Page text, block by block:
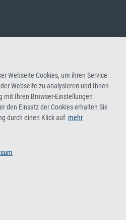
Webseite Cookies, um ihren Service
Webseite zu analysieren und Ihnen
mit Ihren Browser-Einstellungen
den Einsatz der Cookies erhalten Sie
durch einen Klick auf mehr